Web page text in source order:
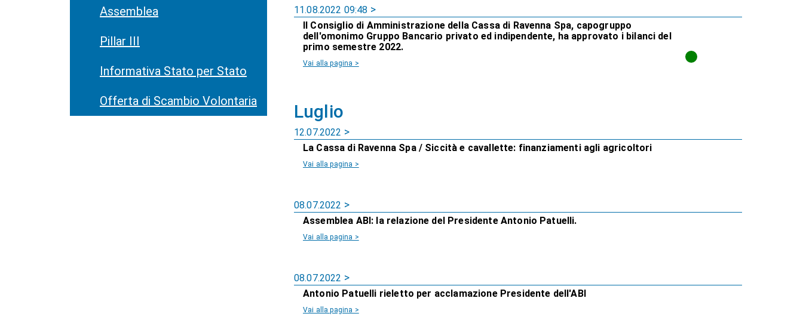
Assemblea
Pillar III
Informativa Stato per Stato
Offerta di Scambio Volontaria
11.08.2022 09:48
Il Consiglio di Amministrazione della Cassa di Ravenna Spa, capogruppo
dell'omonimo Gruppo Bancario privato ed indipendente, ha approvato i bilanci del
primo semestre 2022.
Vai alla pagina >
Luglio
12.07.2022
La Cassa di Ravenna Spa / Siccità e cavallette: finanziamenti agli agricoltori
Vai alla pagina >
08.07.2022
Assemblea ABI: la relazione del Presidente Antonio Patuelli.
Vai alla pagina >
08.07.2022
Antonio Patuelli rieletto per acclamazione Presidente dell'ABI
Vai alla pagina >